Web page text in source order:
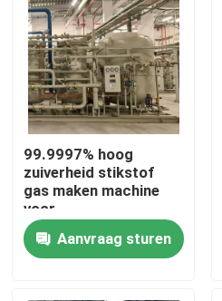
Thuis
Producten
Over ons
99.9997% hoog
zuiverheid stikstof
gas maken machine
voor
warmtebehandeling
met CEAanvraag sturen